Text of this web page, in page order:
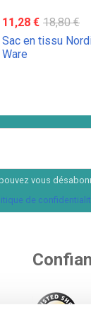
11,28 € 18,80 €
Sac en tissu
Ware
vous
de